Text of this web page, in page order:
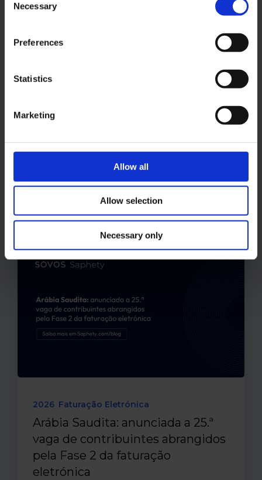
Selection
Necessary
Preferences
Statistics
Marketing
Allow all
Allow selection
Necessary only
Índia: melhorias ao sistema de e-
em vigor prevista para agosto de
A Goods and Services Tax Network (GSTN) emitiu
informando todas as partes interessadas de que a
até nova comunicação.
2026 Faturação Eletrónica
Arábia Saudita: anunciada a 25.ª
vaga de contribuintes abrangidos
pela Fase 2 da faturação
eletrónica